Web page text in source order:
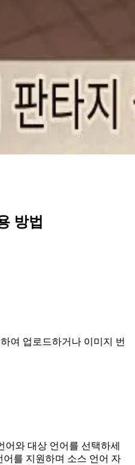
방법
여 업로드하거나 이미지 번
와 대상 언어를 선택하세
어를 지원하며 소스 언어 자